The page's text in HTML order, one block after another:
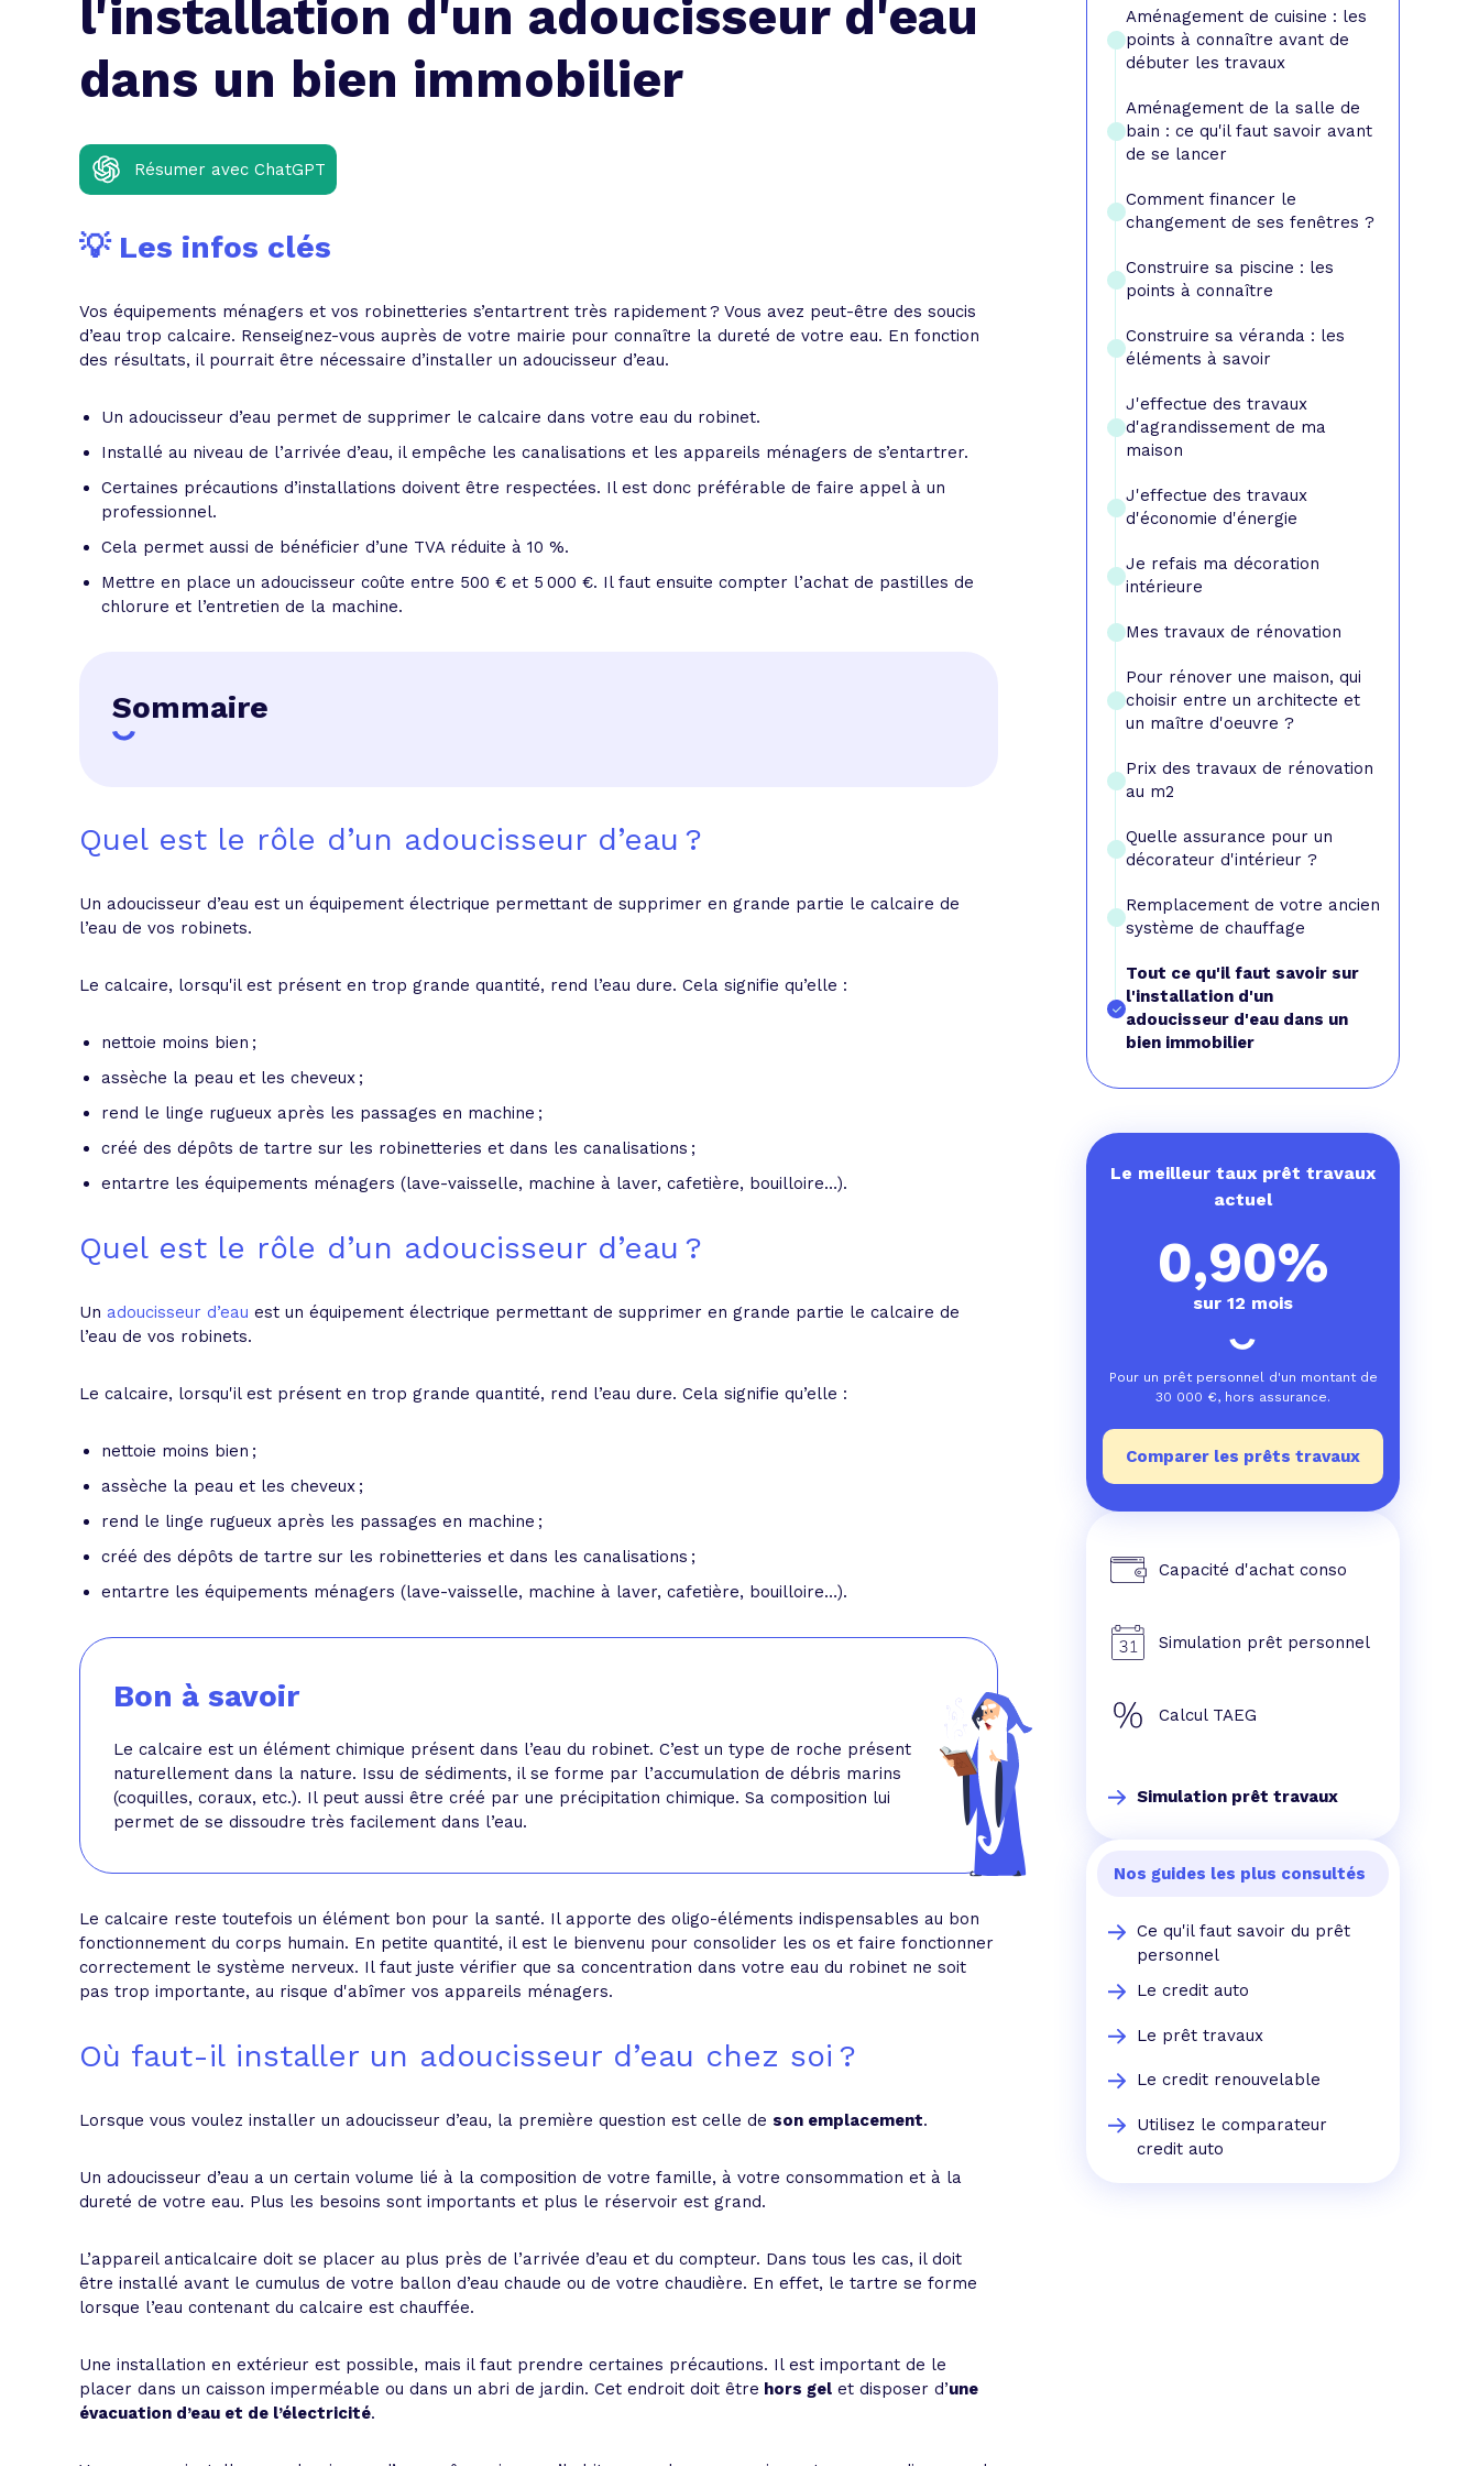
L'acte de vente et le remboursement
Toutes les simulations de prêt
immobilier
Profitez de notre expertise au meilleur taux !
Toutes les simulations de crédit consoToutes les simulations de rachat de crédit
l'installation d'un adoucisseur d'eau
dans un bien immobilier
Résumer avec ChatGPT
💡 Les infos clés
Vos équipements ménagers et vos robinetteries s’entartrent très rapidement ? Vous avez peut-être des soucis
d’eau trop calcaire. Renseignez-vous auprès de votre mairie pour connaître la dureté de votre eau. En fonction
des résultats, il pourrait être nécessaire d’installer un adoucisseur d’eau.
Un adoucisseur d’eau permet de supprimer le calcaire dans votre eau du robinet.
Installé au niveau de l’arrivée d’eau, il empêche les canalisations et les appareils ménagers de s’entartrer.
Certaines précautions d’installations doivent être respectées. Il est donc préférable de faire appel à un
professionnel.
Cela permet aussi de bénéficier d’une TVA réduite à 10 %.
Mettre en place un adoucisseur coûte entre 500 € et 5 000 €. Il faut ensuite compter l’achat de pastilles de
chlorure et l’entretien de la machine.
Sommaire
Quel est le rôle d’un adoucisseur d’eau ?
Un adoucisseur d’eau est un équipement électrique permettant de supprimer en grande partie le calcaire de
l’eau de vos robinets.
Le calcaire, lorsqu'il est présent en trop grande quantité, rend l’eau dure. Cela signifie qu’elle :
nettoie moins bien ;
assèche la peau et les cheveux ;
rend le linge rugueux après les passages en machine ;
créé des dépôts de tartre sur les robinetteries et dans les canalisations ;
entartre les équipements ménagers (lave-vaisselle, machine à laver, cafetière, bouilloire…).
Quel est le rôle d’un adoucisseur d’eau ?
Un adoucisseur d’eau est un équipement électrique permettant de supprimer en grande partie le calcaire de
l’eau de vos robinets.
Le calcaire, lorsqu'il est présent en trop grande quantité, rend l’eau dure. Cela signifie qu’elle :
nettoie moins bien ;
assèche la peau et les cheveux ;
rend le linge rugueux après les passages en machine ;
créé des dépôts de tartre sur les robinetteries et dans les canalisations ;
entartre les équipements ménagers (lave-vaisselle, machine à laver, cafetière, bouilloire…).
Bon à savoir
Le calcaire est un élément chimique présent dans l’eau du robinet. C’est un type de roche présent
naturellement dans la nature. Issu de sédiments, il se forme par l’accumulation de débris marins
(coquilles, coraux, etc.). Il peut aussi être créé par une précipitation chimique. Sa composition lui
permet de se dissoudre très facilement dans l’eau.
Le calcaire reste toutefois un élément bon pour la santé. Il apporte des oligo-éléments indispensables au bon
fonctionnement du corps humain. En petite quantité, il est le bienvenu pour consolider les os et faire fonctionner
correctement le système nerveux. Il faut juste vérifier que sa concentration dans votre eau du robinet ne soit
pas trop importante, au risque d'abîmer vos appareils ménagers.
Où faut-il installer un adoucisseur d’eau chez soi ?
Lorsque vous voulez installer un adoucisseur d’eau, la première question est celle de son emplacement.
Un adoucisseur d’eau a un certain volume lié à la composition de votre famille, à votre consommation et à la
dureté de votre eau. Plus les besoins sont importants et plus le réservoir est grand.
L’appareil anticalcaire doit se placer au plus près de l’arrivée d’eau et du compteur. Dans tous les cas, il doit
être installé avant le cumulus de votre ballon d’eau chaude ou de votre chaudière. En effet, le tartre se forme
lorsque l’eau contenant du calcaire est chauffée.
Une installation en extérieur est possible, mais il faut prendre certaines précautions. Il est important de le
placer dans un caisson imperméable ou dans un abri de jardin. Cet endroit doit être hors gel et disposer d’une
évacuation d’eau et de l’électricité.
Aménagement de cuisine : les
points à connaître avant de
débuter les travaux
Aménagement de la salle de
bain : ce qu'il faut savoir avant
de se lancer
Comment financer le
changement de ses fenêtres ?
Construire sa piscine : les
points à connaître
Construire sa véranda : les
éléments à savoir
J'effectue des travaux
d'agrandissement de ma
maison
J'effectue des travaux
d'économie d'énergie
Je refais ma décoration
intérieure
Mes travaux de rénovation
Pour rénover une maison, qui
choisir entre un architecte et
un maître d'oeuvre ?
Prix des travaux de rénovation
au m2
Quelle assurance pour un
décorateur d'intérieur ?
Remplacement de votre ancien
système de chauffage
Tout ce qu'il faut savoir sur
l'installation d'un
adoucisseur d'eau dans un
bien immobilier
Le meilleur taux prêt travaux
actuel
0,90%
sur 12 mois
Pour un prêt personnel d'un montant de
30 000 €, hors assurance.
Comparer les prêts travaux
Capacité d'achat conso
Simulation prêt personnel
Calcul TAEG
Simulation prêt travaux
Nos guides les plus consultés
Ce qu'il faut savoir du prêt
personnel
Le credit auto
Le prêt travaux
Le credit renouvelable
Utilisez le comparateur
credit auto